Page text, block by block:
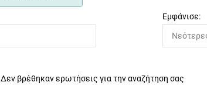
Εμφάνισε:
Δεν βρέθηκαν ερωτήσεις για την αναζήτηση σας